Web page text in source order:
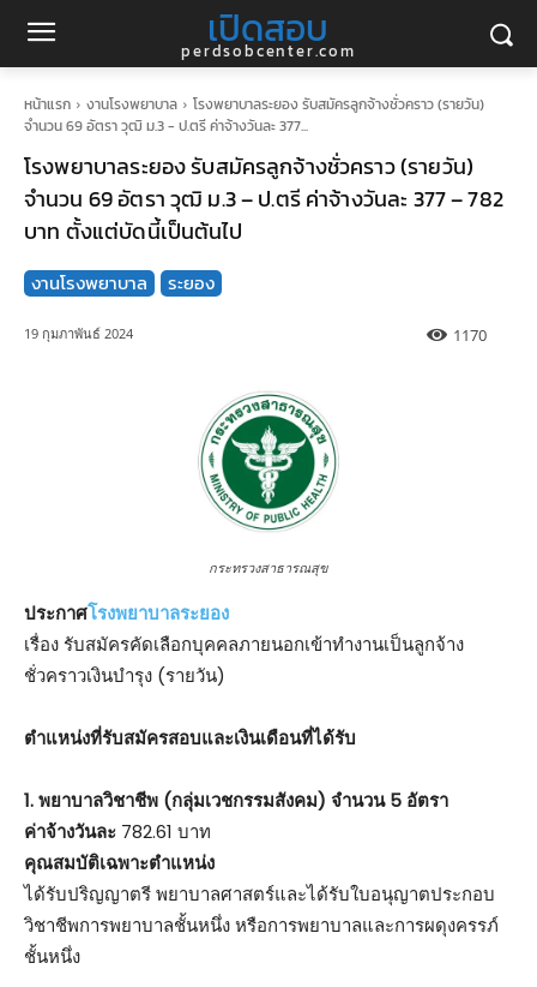
เปิดสอบ
perdsobcenter.com
หน้าแรก งานโรงพยาบาล
โรงพยาบาลระยอง รับสมัครลูกจ้างชั่วคราว (รายวัน)
จำนวน 69 อัตรา วุฒิ ม.3 - ป.ตรี ค่าจ้างวันละ 377...
โรงพยาบาลระยอง รับสมัครลูกจ้างชั่วคราว (รายวัน)
จำนวน 69 อัตรา วุฒิ ม.3 – ป.ตรี ค่าจ้างวันละ 377 – 782
บาท ตั้งแต่บัดนี้เป็นต้นไป
งานโรงพยาบาล ระยอง
19 กุมภาพันธ์ 2024 1170
กระทรวงสาธารณสุข
ประกาศโรงพยาบาลระยอง
เรื่อง รับสมัครคัดเลือกบุคคลภายนอกเข้าทำงานเป็นลูกจ้าง
ชั่วคราวเงินบำรุง (รายวัน)
ตําแหน่งที่รับสมัครสอบและเงินเดือนที่ได้รับ
1. พยาบาลวิชาชีพ (กลุ่มเวชกรรมสังคม) จำนวน 5 อัตรา
ค่าจ้างวันละ 782.61 บาท
คุณสมบัติเฉพาะตำแหน่ง
ได้รับปริญญาตรี พยาบาลศาสตร์และได้รับใบอนุญาตประกอบ
วิชาชีพการพยาบาลชั้นหนึ่ง หรือการพยาบาลและการผดุงครรภ์
ชั้นหนึ่ง